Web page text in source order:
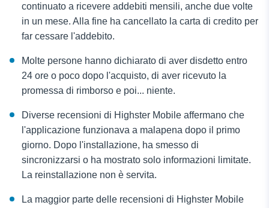
continuato a ricevere addebiti mensili, anche due volte
in un mese. Alla fine ha cancellato la carta di credito per
far cessare l'addebito.
Molte persone hanno dichiarato di aver disdetto entro
24 ore o poco dopo l'acquisto, di aver ricevuto la
promessa di rimborso e poi... niente.
Diverse recensioni di Highster Mobile affermano che
l'applicazione funzionava a malapena dopo il primo
giorno. Dopo l'installazione, ha smesso di
sincronizzarsi o ha mostrato solo informazioni limitate.
La reinstallazione non è servita.
La maggior parte delle recensioni di Highster Mobile